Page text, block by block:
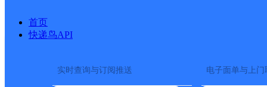
首页
快递鸟API
实时查询与订阅推送 电子面单与上门